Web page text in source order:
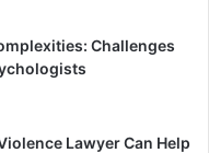
Challenges
Lawyer Can Help